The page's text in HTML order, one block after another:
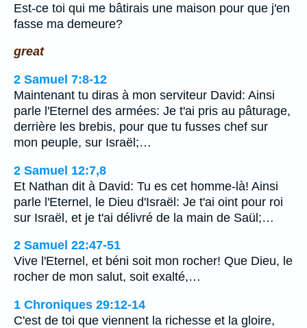
Est-ce toi qui me bâtirais une maison pour que j'en
fasse ma demeure?
great
2 Samuel 7:8-12
Maintenant tu diras à mon serviteur David: Ainsi
parle l'Eternel des armées: Je t'ai pris au pâturage,
derrière les brebis, pour que tu fusses chef sur
mon peuple, sur Israël;…
2 Samuel 12:7,8
Et Nathan dit à David: Tu es cet homme-là! Ainsi
parle l'Eternel, le Dieu d'Israël: Je t'ai oint pour roi
sur Israël, et je t'ai délivré de la main de Saül;…
2 Samuel 22:47-51
Vive l'Eternel, et béni soit mon rocher! Que Dieu, le
rocher de mon salut, soit exalté,…
1 Chroniques 29:12-14
C'est de toi que viennent la richesse et la gloire,